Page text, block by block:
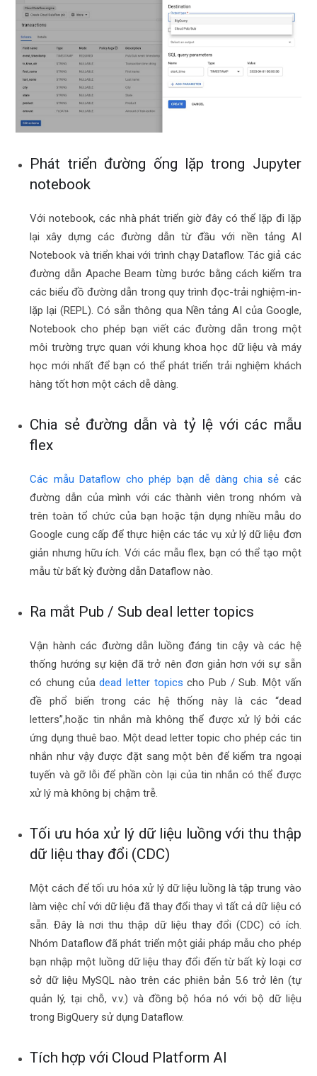
Phát triển đường ống lặp trong Jupyter
notebook
Với notebook, các nhà phát triển giờ đây có thể lặp đi lặp
lại xây dựng các đường dẫn từ đầu với nền tảng AI
Notebook và triển khai với trình chạy Dataflow. Tác giả các
đường dẫn Apache Beam từng bước bằng cách kiểm tra
các biểu đồ đường dẫn trong quy trình đọc-trải nghiệm-in-
lặp lại (REPL). Có sẵn thông qua Nền tảng AI của Google,
Notebook cho phép bạn viết các đường dẫn trong một
môi trường trực quan với khung khoa học dữ liệu và máy
học mới nhất để bạn có thể phát triển trải nghiệm khách
hàng tốt hơn một cách dễ dàng.
Chia sẻ đường dẫn và tỷ lệ với các mẫu
flex
Các mẫu Dataflow cho phép bạn dễ dàng chia sẻ các
đường dẫn của mình với các thành viên trong nhóm và
trên toàn tổ chức của bạn hoặc tận dụng nhiều mẫu do
Google cung cấp để thực hiện các tác vụ xử lý dữ liệu đơn
giản nhưng hữu ích. Với các mẫu flex, bạn có thể tạo một
mẫu từ bất kỳ đường dẫn Dataflow nào.
Ra mắt Pub / Sub deal letter topics
Vận hành các đường dẫn luồng đáng tin cậy và các hệ
thống hướng sự kiện đã trở nên đơn giản hơn với sự sẵn
có chung củadead letter topics cho Pub / Sub. Một vấn
đề phổ biến trong các hệ thống này là các “dead
letters”,hoặc tin nhắn mà không thể được xử lý bởi các
ứng dụng thuê bao. Một dead letter topic cho phép các tin
nhắn như vậy được đặt sang một bên để kiểm tra ngoại
tuyến và gỡ lỗi để phần còn lại của tin nhắn có thể được
xử lý mà không bị chậm trễ.
Tối ưu hóa xử lý dữ liệu luồng với thu thập
dữ liệu thay đổi (CDC)
Một cách để tối ưu hóa xử lý dữ liệu luồng là tập trung vào
làm việc chỉ với dữ liệu đã thay đổi thay vì tất cả dữ liệu có
sẵn. Đây là nơi thu thập dữ liệu thay đổi (CDC) có ích.
Nhóm Dataflow đã phát triển một giải pháp mẫu cho phép
bạn nhập một luồng dữ liệu thay đổi đến từ bất kỳ loại cơ
sở dữ liệu MySQL nào trên các phiên bản 5.6 trở lên (tự
quản lý, tại chỗ, v.v.) và đồng bộ hóa nó với bộ dữ liệu
trong BigQuery sử dụng Dataflow.
Tích hợp với Cloud Platform AI